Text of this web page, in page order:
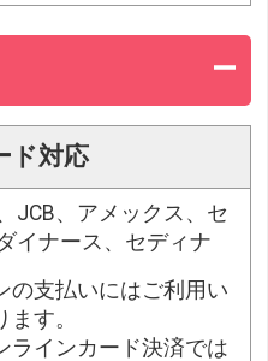
ド対応
JCB、アメックス、セ
イナース、セディナ
の支払いにはご利用い
す。
ラインカード決済では